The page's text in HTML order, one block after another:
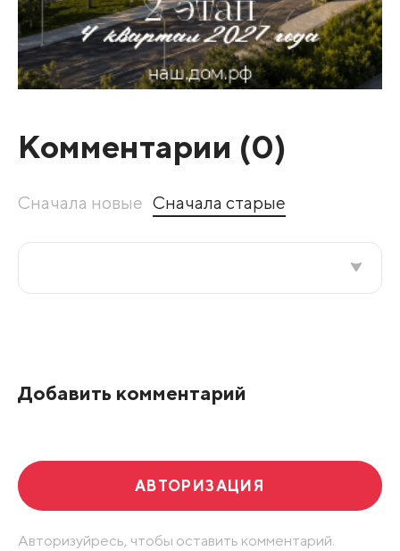
Комментарии (0)
Сначала новые Сначала старые
Добавить комментарий
АВТОРИЗАЦИЯ
Авторизуйресь, чтобы оставить комментарий.